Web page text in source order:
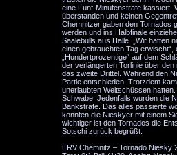
eine Fünf-Minutenstrafe kassiert.
überstanden und keinen
Chemnitzer gaben den Tornados
werden und ins Halbfinale
Saalebulls aus Halle. „Wir hatten
einen gebrauchten Tag
„Hundertprozentige“ auf dem
der verlängerten Torlinie über
das zweite Drittel. Während den
Partie entschieden. Trotzdem
unerlaubten Weitschüssen
Schwabe. Jedenfalls wurden die
Bankstrafe. Das alles passierte
könnten die Nieskyer mit einem
wichtiger ist den Tornados die
Sotschi zurück begrüßt.
ERV Chemnitz – Tornado Niesky